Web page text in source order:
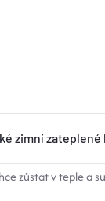
zimní
zůstat v teple